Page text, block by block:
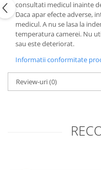
consultati medicul inainte
Daca apar efecte adverse,
medicul. A nu se lasa la
temperatura camerei. Nu
sau este deteriorat.
Informatii conformitate
Review-uri(0)